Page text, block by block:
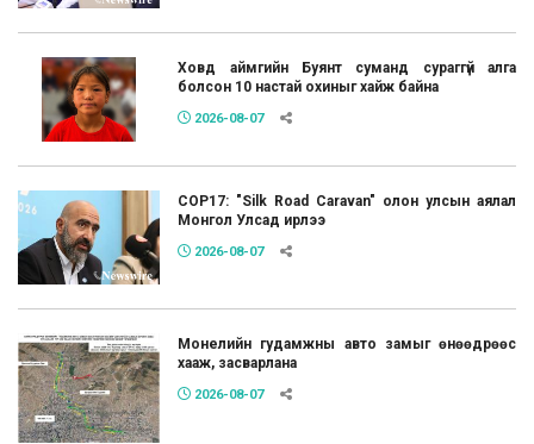
Ховд аймгийн Буянт суманд сураггүй алга
болсон 10 настай охиныг хайж байна
2026-08-07
COP17: "Silk Road Caravan" олон улсын аялал
Монгол Улсад ирлээ
2026-08-07
Монелийн гудамжны авто замыг өнөөдрөөс
хааж, засварлана
2026-08-07